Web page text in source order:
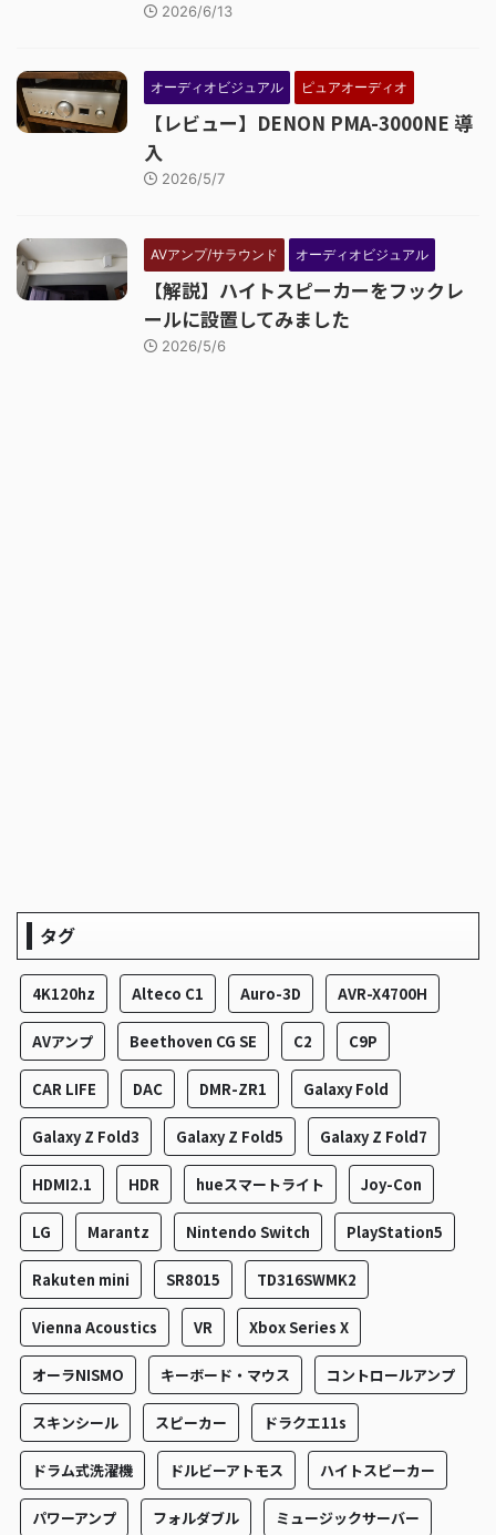
2026/6/13
オーディオビジュアル ピュアオーディオ
【レビュー】DENON PMA-3000NE 導
入
2026/5/7
AVアンプ/サラウンド オーディオビジュアル
【解説】ハイトスピーカーをフックレ
ールに設置してみました
2026/5/6
タグ
4K120hz Alteco C1 Auro-3D AVR-X4700H
AVアンプ Beethoven CG SE C2 C9P
CAR LIFE DAC DMR-ZR1 Galaxy Fold
Galaxy Z Fold3 Galaxy Z Fold5 Galaxy Z Fold7
HDMI2.1 HDR hueスマートライト Joy-Con
LG Marantz Nintendo Switch PlayStation5
Rakuten mini SR8015 TD316SWMK2
Vienna Acoustics VR Xbox Series X
オーラNISMO キーボード・マウス コントロールアンプ
スキンシール スピーカー ドラクエ11s
ドラム式洗濯機 ドルビーアトモス ハイトスピーカー
パワーアンプ フォルダブル ミュージックサーバー